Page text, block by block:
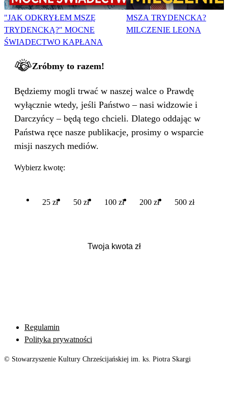
"JAK ODKRYŁEM MSZĘ
TRYDENCKĄ?" MOCNE
ŚWIADECTWO KAPŁANA
MSZA TRYDENCKA?
MILCZENIE LEONA
Zróbmy to razem!
Będziemy mogli trwać w naszej walce o Prawdę
wyłącznie wtedy, jeśli Państwo – nasi widzowie i
Darczyńcy – będą tego chcieli. Dlatego oddając w
Państwa ręce nasze publikacje, prosimy o wsparcie
misji naszych mediów.
Wybierz kwotę:
25 zł 50 zł 100 zł 200 zł 500 zł
Regulamin
Polityka prywatności
© Stowarzyszenie Kultury Chrześcijańskiej im. ks. Piotra Skargi